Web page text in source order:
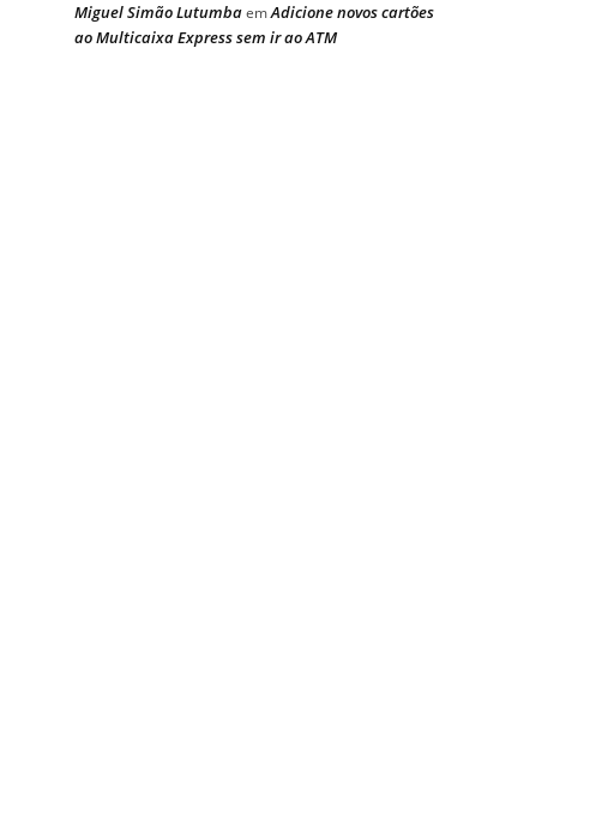
Miguel Simão LutumbaemAdicione novos cartões
ao Multicaixa Express sem ir ao ATM